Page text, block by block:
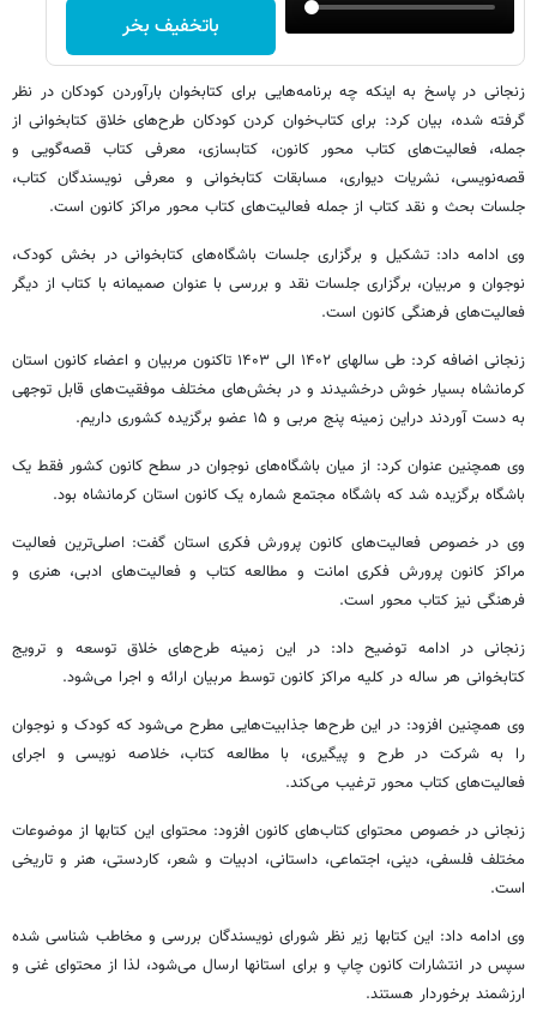
باتخفیف بخر
زنجانی در پاسخ به اینکه چه برنامه‌هایی برای کتابخوان بارآوردن کودکان در نظر
گرفته شده، بیان کرد: برای کتاب‌خوان کردن کودکان طرح‌های خلاق کتابخوانی از
جمله، فعالیت‌های کتاب محور کانون، کتابسازی، معرفی کتاب قصه‌گویی و
قصه‌نویسی، نشریات دیواری، مسابقات کتابخوانی و معرفی نویسندگان کتاب،
جلسات بحث و نقد کتاب از جمله فعالیت‌های کتاب محور مراکز کانون است.
وی ادامه داد: تشکیل و برگزاری جلسات باشگاه‌های کتابخوانی در بخش کودک،
نوجوان و مربیان، برگزاری جلسات نقد و بررسی با عنوان صمیمانه با کتاب از دیگر
فعالیت‌های فرهنگی کانون است.
زنجانی اضافه کرد: طی سالهای ۱۴۰۲ الی ۱۴۰۳ تاکنون مربیان و اعضاء کانون استان
کرمانشاه بسیار خوش درخشیدند و در بخش‌های مختلف موفقیت‌های قابل توجهی
به دست آوردند دراین زمینه پنج مربی و ۱۵ عضو برگزیده کشوری داریم.
وی همچنین عنوان کرد: از میان باشگاه‌های نوجوان در سطح کانون کشور فقط یک
باشگاه برگزیده شد که باشگاه مجتمع شماره یک کانون استان کرمانشاه بود.
وی در خصوص فعالیت‌های کانون پرورش فکری استان گفت: اصلی‌ترین فعالیت
مراکز کانون پرورش فکری امانت و مطالعه کتاب و فعالیت‌های ادبی، هنری و
فرهنگی نیز کتاب محور است.
زنجانی در ادامه توضیح داد: در این زمینه طرح‌های خلاق توسعه و ترویج
کتابخوانی هر ساله در کلیه مراکز کانون توسط مربیان ارائه و اجرا می‌شود.
وی همچنین افزود: در این طرح‌ها جذابیت‌هایی مطرح می‌شود که کودک و نوجوان
را به شرکت در طرح و پیگیری، با مطالعه کتاب، خلاصه نویسی و اجرای
فعالیت‌های کتاب محور ترغیب می‌کند.
زنجانی در خصوص محتوای کتاب‌های کانون افزود: محتوای این کتابها از موضوعات
مختلف فلسفی، دینی، اجتماعی، داستانی، ادبیات و شعر، کاردستی، هنر و تاریخی
است.
وی ادامه داد: این کتابها زیر نظر شورای نویسندگان بررسی و مخاطب شناسی شده
سپس در انتشارات کانون چاپ و برای استانها ارسال می‌شود، لذا از محتوای غنی و
ارزشمند برخوردار هستند.